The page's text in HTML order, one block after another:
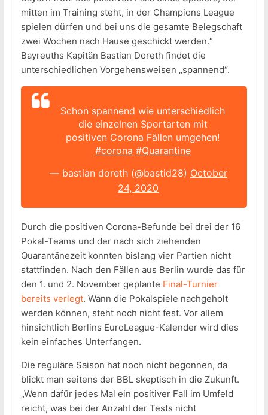
mitten im Training steht, in der Champions League
spielen dürfen und bei uns die gesamte Belegschaft
zwei Wochen nach Hause geschickt werden.“
Bayreuths Kapitän Bastian Doreth findet die
unterschiedlichen Vorgehensweisen „spannend“.
Schon spannend wie unterschiedlich
die einzelnen Sportarten mit
positiven Corona Fällen umgehen!
#corona #Quarantine
— bastian doreth (@bastid28) October
24, 2020
Durch die positiven Corona-Befunde bei drei der 16
Pokal-Teams und der nach sich ziehenden
Quarantänezeit konnten bislang vier Partien nicht
stattfinden. Nach den Fällen aus Berlin wurde das für
den 1. und 2. November geplante Final-Turnier
bereits verlegt. Wann die Pokalspiele nachgeholt
werden können, steht noch nicht fest. Vor allem
hinsichtlich Berlins EuroLeague-Kalender wird dies
kein einfaches Unterfangen.
Die reguläre Saison hat noch nicht begonnen, da
blickt man seitens der BBL skeptisch in die Zukunft.
„Wenn dafür jedes Mal ein positiver Fall im Umfeld
reicht, was bei der Anzahl der Tests nicht